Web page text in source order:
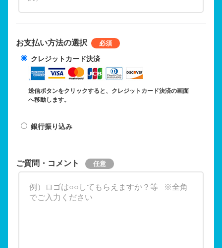
お支払い方法の選択
クレジットカード決済
送信ボタンをクリックすると、クレジットカード決済の画面
へ移動します。
銀行振り込み
ご質問・コメント